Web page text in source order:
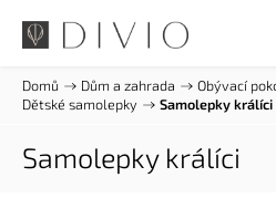
Domů / Dům a zahrada / Obývací
Dětské samolepky / Samolepky králíci
Samolepky králíci